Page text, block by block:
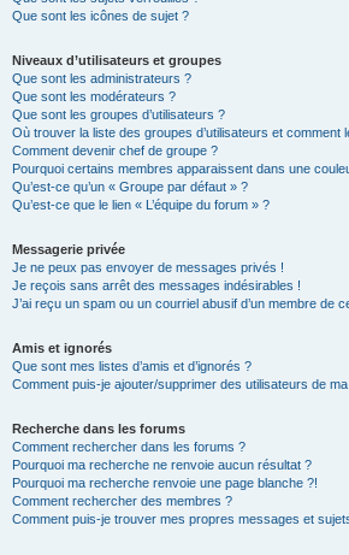
Que sont les icônes de sujet ?
Niveaux d’utilisateurs et groupes
Que sont les administrateurs ?
Que sont les modérateurs ?
Que sont les groupes d’utilisateurs ?
Où trouver la liste des groupes d’utilisateurs et comment
Comment devenir chef de groupe ?
Pourquoi certains membres apparaissent dans une
Qu’est-ce qu’un « Groupe par défaut » ?
Qu’est-ce que le lien « L’équipe du forum » ?
Messagerie privée
Je ne peux pas envoyer de messages privés !
Je reçois sans arrêt des messages indésirables !
J’ai reçu un spam ou un courriel abusif d’un membre de
Amis et ignorés
Que sont mes listes d’amis et d’ignorés ?
Comment puis-je ajouter/supprimer des utilisateurs de ma
Recherche dans les forums
Comment rechercher dans les forums ?
Pourquoi ma recherche ne renvoie aucun résultat ?
Pourquoi ma recherche renvoie une page blanche ?!
Comment rechercher des membres ?
Comment puis-je trouver mes propres messages et